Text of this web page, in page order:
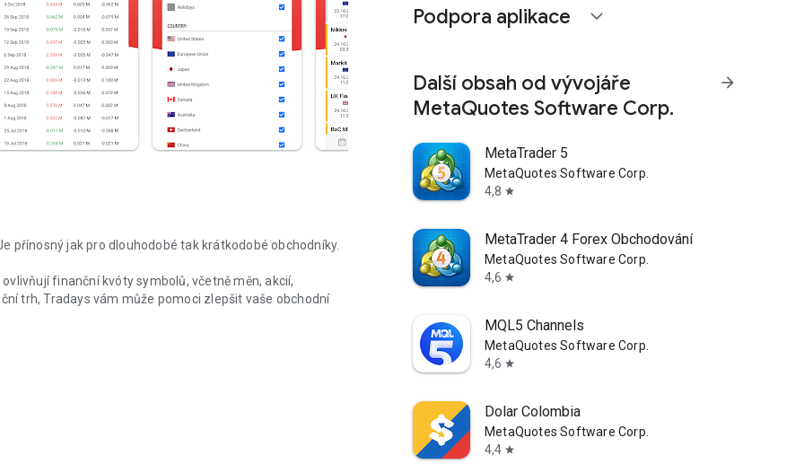
přínosný jak pro dlouhodobé tak krátkodobé obchodníky.
finanční kvóty symbolů, včetně měn, akcií,
trh, Tradays vám může pomoci zlepšit vaše obchodní
se deseti největších globálních ekonomik: USA, Evropská
Švýcarsko a Čína. I malé změny v těchto regionálních
měny (EURUSD, GBPUSD, USDJPY, EURCHF atd.) a
nesmírně užitečný.
Podpora aplikace expand_more
Další obsah od vývojáře
MetaQuotes Software Corp.
arrow_forward
MetaTrader 5
MetaQuotes Software Corp.
4,8 star
MetaTrader 4 Forex Obchodování
MetaQuotes Software Corp.
4,6 star
MQL5 Channels
MetaQuotes Software Corp.
4,6 star
Dolar Colombia
MetaQuotes Software Corp.
4,4 star